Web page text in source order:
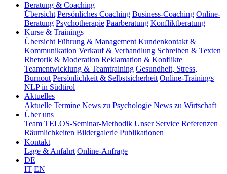
Beratung & Coaching
Übersicht Persönliches Coaching Business-Coaching Online-
Beratung Psychotherapie Paarberatung Konfliktberatung
Kurse & Trainings
Übersicht Führung & Management Kundenkontakt &
Kommunikation Verkauf & Verhandlung Schreiben & Texten
Rhetorik & Moderation Reklamation & Konflikte
Teamentwicklung & Teamtraining Gesundheit, Stress,
Burnout Persönlichkeit & Selbstsicherheit Online-Trainings
NLP in Südtirol
Aktuelles
Aktuelle Termine News zu Psychologie News zu Wirtschaft
Über uns
Team TELOS-Seminar-Methodik Unser Service Referenzen
Räumlichkeiten Bildergalerie Publikationen
Kontakt
Lage & Anfahrt Online-Anfrage
DE
IT EN